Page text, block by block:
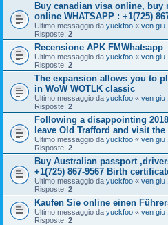
Buy canadian visa online, buy
online WHATSAPP : +1(725)
Ultimo messaggio da yuckfoo « ven giu
Risposte: 2
Recensione APK FMWhatsapp
Ultimo messaggio da yuckfoo « ven giu
Risposte: 2
The expansion allows you to
in WoW WOTLK classic
Ultimo messaggio da yuckfoo « ven giu
Risposte: 2
Following a disappointing
leave Old Trafford and visit
Ultimo messaggio da yuckfoo « ven giu
Risposte: 2
Buy Australian passport
+1(725) 867-9567 Birth
Ultimo messaggio da yuckfoo « ven giu
Risposte: 2
Kaufen Sie online einen
Ultimo messaggio da yuckfoo « ven giu
Risposte: 2